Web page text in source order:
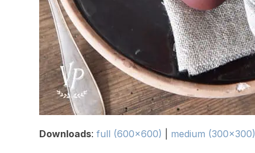
Downloads:full (600x600) medium (300x300)